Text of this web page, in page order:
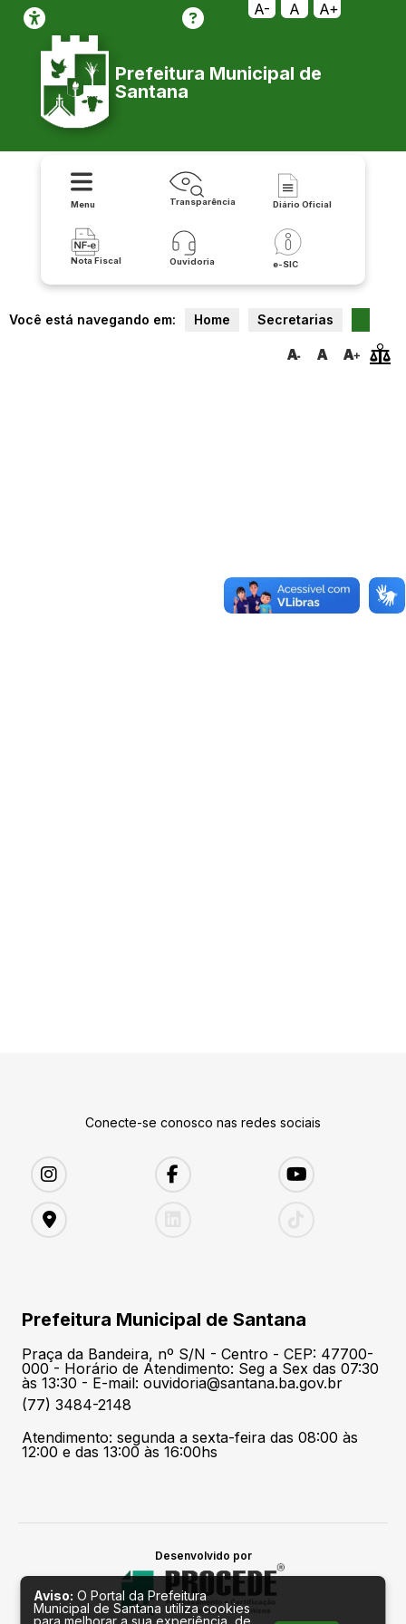
A- A A+
Prefeitura Municipal de
Santana
Menu Transparência Diário Oficial
Nota Fiscal Ouvidoria e-SIC
Você está navegando em: Home Secretarias
Conecte-se conosco nas redes sociais
Prefeitura Municipal de Santana
Praça da Bandeira, nº S/N - Centro - CEP: 47700-
000 - Horário de Atendimento: Seg a Sex das 07:30
às 13:30 - E-mail: ouvidoria@santana.ba.gov.br
(77) 3484-2148
Atendimento: segunda a sexta-feira das 08:00 às
12:00 e das 13:00 às 16:00hs
Desenvolvido por
Aviso: O Portal da Prefeitura
Municipal de Santana utiliza cookies
para melhorar a sua experiência, de